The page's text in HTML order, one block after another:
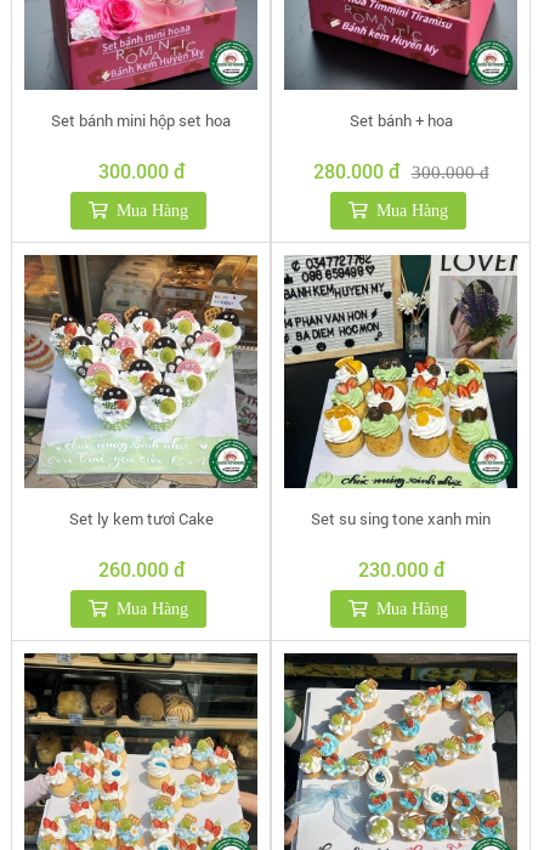
Set bánh mini hộp set hoa
300.000 đ
Mua Hàng
Set bánh + hoa
280.000 đ 300.000 đ
Mua Hàng
Set ly kem tươi Cake
260.000 đ
Mua Hàng
Set su sing tone xanh min
230.000 đ
Mua Hàng